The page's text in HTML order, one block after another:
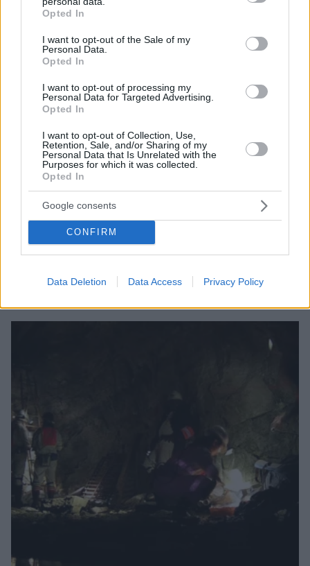
grant or deny consent to Google and its third-party tags to
use your data for below specified purposes in below Google
consent section.
Opted In
I want to opt-out of the Sale of my
Personal Data.
Opted In
I want to opt-out of processing my
Personal Data for Targeted Advertising.
Opted In
I want to opt-out of Collection, Use,
Retention, Sale, and/or Sharing of my
Personal Data that Is Unrelated with the
Purposes for which it was collected.
Opted In
Google consents
CONFIRM
Data Deletion Data Access Privacy Policy
Η Bella Hadid μόλις επιβεβαίωσε ότι αυτή είναι το πιο
πριν 22 λεπτά
Μαρία Εκμεκτσίογλου: Ζω καθημερινά θαύματα, πρώτα
είναι ο Θεός και μετά οι γιοι μου
πριν 24 λεπτά
Οι μαρτυρίες κατοίκων για τον δήμαρχο Μάνδρας-
Ειδυλλίας: «Έσωσε το σπίτι μας, ενώ δίπλα καιγόταν το
δικό του»
πριν 25 λεπτά
Πρωτεΐνη δεν έχει μόνο το κρέας – Ανακαλύψτε 8
φρούτα με πρωτεΐνη και βάλτε τα στο πιάτο σας
πριν 41 λεπτά
ΔΕΙΤΕ ΟΛΕΣ ΤΙΣ ΕΙΔΗΣΕΙΣ